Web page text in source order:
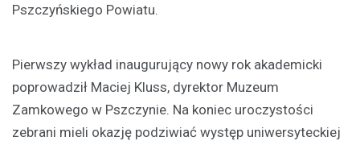
Pszczyńskiego Powiatu.
Pierwszy wykład inaugurujący nowy rok akademicki
poprowadził Maciej Kluss, dyrektor Muzeum
Zamkowego w Pszczynie. Na koniec uroczystości
zebrani mieli okazję podziwiać występ uniwersyteckiej